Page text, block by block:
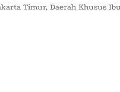
Timur, Daerah Khusus